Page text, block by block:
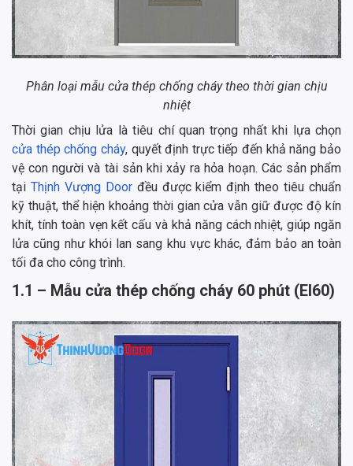
Phân loại mẫu cửa thép chống cháy theo thời gian chịu
nhiệt
Thời gian chịu lửa là tiêu chí quan trọng nhất khi lựa chọn
cửa thép chống cháy, quyết định trực tiếp đến khả năng bảo
vệ con người và tài sản khi xảy ra hỏa hoạn. Các sản phẩm
tại Thịnh Vượng Doorđều được kiểm định theo tiêu chuẩn
kỹ thuật, thể hiện khoảng thời gian cửa vẫn giữ được độ kín
khít, tính toàn vẹn kết cấu và khả năng cách nhiệt, giúp ngăn
lửa cũng như khói lan sang khu vực khác, đảm bảo an toàn
tối đa cho công trình.
1.1 – Mẫu cửa thép chống cháy 60 phút (EI60)